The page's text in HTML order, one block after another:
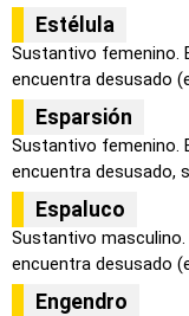
Estélula
Sustantivo femenino.
encuentra desusado
Esparsión
Sustantivo femenino.
encuentra desusado,
Espaluco
Sustantivo
encuentra desusado
Engendro